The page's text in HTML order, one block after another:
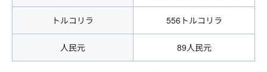
トルコリラ 556トルコリラ
人民元 89人民元